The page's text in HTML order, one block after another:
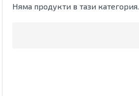
Няма продукти в тази категория.